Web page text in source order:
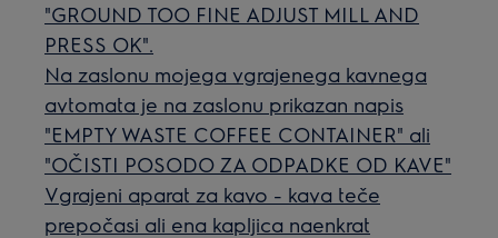
"GROUND TOO FINE ADJUST MILL AND
PRESS OK".
Na zaslonu mojega vgrajenega kavnega
avtomata je na zaslonu prikazan napis
"EMPTY WASTE COFFEE CONTAINER" ali
"OČISTI POSODO ZA ODPADKE OD KAVE"
Vgrajeni aparat za kavo - kava teče
prepočasi ali ena kapljica naenkrat